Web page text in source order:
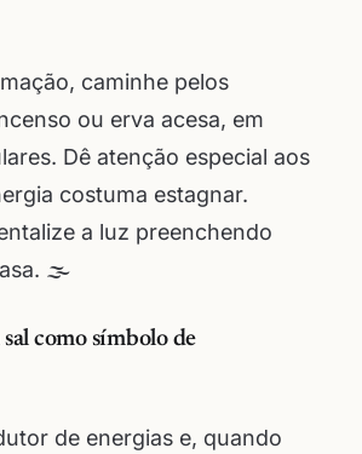
caminhe pelos
ou erva acesa, em
Dê atenção especial aos
costuma estagnar.
a luz preenchendo
🌫️
como símbolo de
de energias e, quando